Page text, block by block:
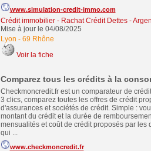
www.simulation-credit-immo.com
Crédit immobilier- Rachat Crédit Dettes-
Mise à jour le 04/08/2025
Lyon - 69 Rhône
Voir la fiche
Comparez tous les crédits à la
Checkmoncredit.fr est un comparateur de
3 clics, comparez toutes les offres de crédit
d'assurances et sociétés de crédit. Simple :
montant du crédit et la durée de
mensualités et coût de crédit proposés par
qui ...
www.checkmoncredit.fr